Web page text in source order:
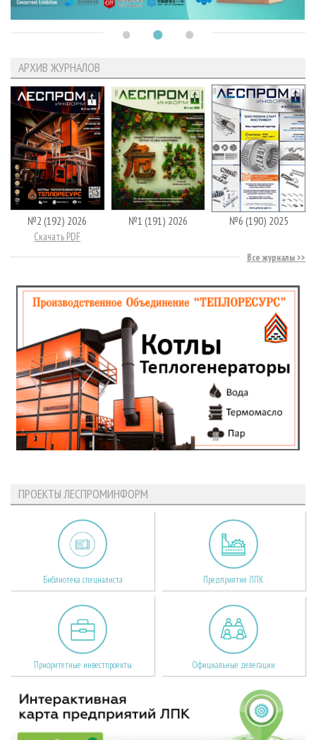
АРХИВ ЖУРНАЛОВ
№2 (192) 2026
Скачать PDF
№1 (191) 2026 №6 (190) 2025
Все журналы
ПРОЕКТЫ ЛЕСПРОМИНФОРМ
Библиотека специалиста Предприятия ЛПК
Приоритетные инвестпроекты Официальные делегации